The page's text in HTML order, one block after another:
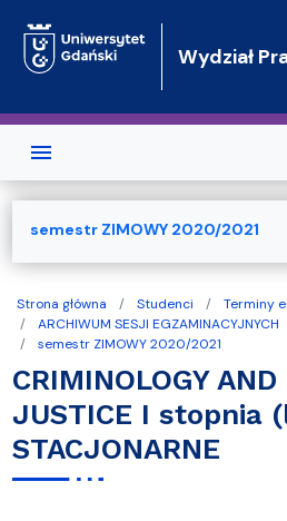
Wydział
Strona główna Studenci
Terminy
ARCHIWUM SESJI EGZAMINACYJNYCH
semestr ZIMOWY 2020/2021
CRIMINOLOGY
JUSTICE I stopnia
STACJONARNE
semestr ZIMOWY 2020/2021